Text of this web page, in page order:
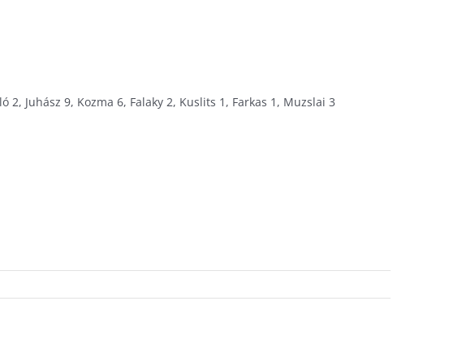
2, Juhász 9, Kozma 6, Falaky 2, Kuslits 1, Farkas 1, Muzslai 3